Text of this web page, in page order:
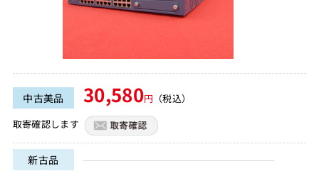
中古美品 30,580円 （税込）
取寄確認します
新古品